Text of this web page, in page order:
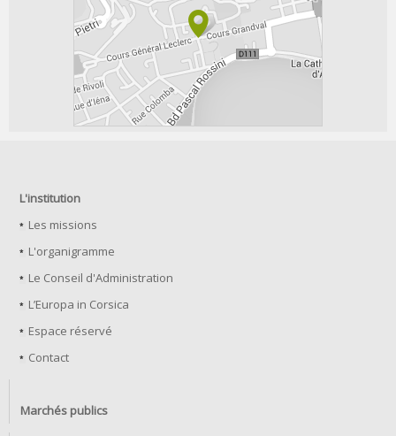
L'institution
Les missions
L'organigramme
Le Conseil d'Administration
L’Europa in Corsica
Espace réservé
Contact
Marchés publics